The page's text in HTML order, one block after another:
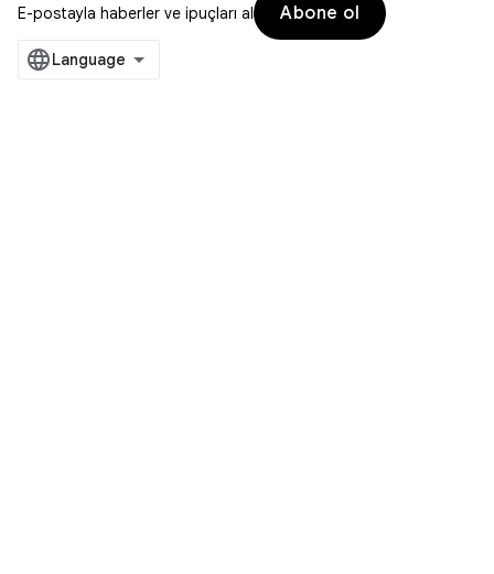
E-postayla haberler ve ipuçları al
Abone ol